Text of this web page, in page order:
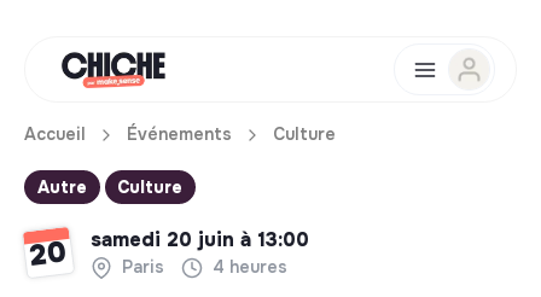
Accueil Événements Culture
Autre Culture
20 samedi 20 juin à 13:00
Paris 4 heures